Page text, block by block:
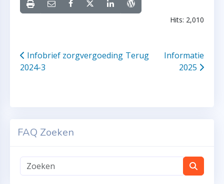
Hits: 2,010
Infobrief zorgvergoeding
2024-3
Terug
Informatie
2025
FAQ Zoeken